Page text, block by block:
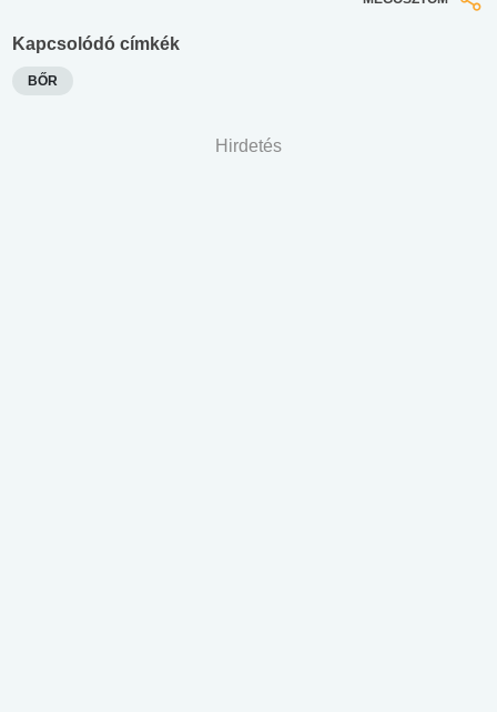
Kapcsolódó címkék
BŐR
Hirdetés